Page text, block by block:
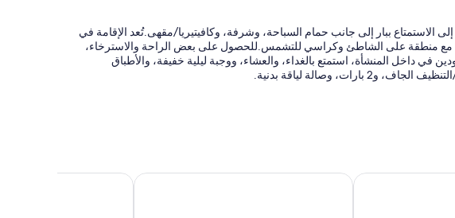
الاستمتاع ببار إلى جانب حمام السباحة، وشرفة، وكافيتيريا/مقهى.تُعد الإقامة في
مع منطقة على الشاطئ وكراسي للتشمس.للحصول على بعض الراحة والاسترخاء،
في داخل المنشأة، استمتع بالغداء، والعشاء، ووجبة ليلية خفيفة، والأطباق
وصالة لياقة بدنية.
ومناشف للشاطئبارسيلو تيجويز بيتش - للبالغين فقط بارسيلو لانزاروت رويال